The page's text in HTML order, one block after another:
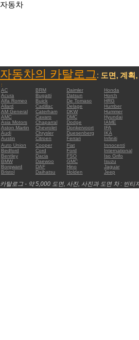
자동차
자동차의 카탈로그: 도면, 계획
:
AC
BRM Daimler Honda
Acura
Bugatti Datsun Horch
Alfa Romeo
Buick De Tomaso HRG
Allard
Cadillac Delage Humber
AM General
Caterham DKW Hummer
AMC
Cavaro DMC Hyundai
Asia Motors
Chaparral Dodge IAME
Aston Martin
Chevrolet Donkervoort IFA
Audi
Chrysler Duesenberg IKA
Austin
Citroen Ferrari Infiniti
Auto Union
Cooper Fiat Innocenti
Bedford
Cord Ford International
Bentley
Dacia FSO Iso Grifo
BMW
Daewoo GMC Isuzu
Borgward
DAF Hino Jaguar
Bristol
Daihatsu Holden Jeep
카탈로그 - 약 5,000 도면, 사진, 사진과 도면 차 : 빈티